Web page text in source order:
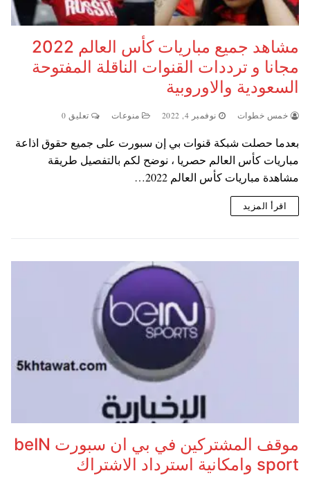
مشاهد جميع مباريات كأس العالم 2022
مجانا و ترددات القنوات الناقلة المفتوحة
السعودية والاوروبية
خمس خطوات نوفمبر 4, 2022 منوعات تعليق 0
بعدما حصلت شبكة قنوات بي إن سبورت على جميع حقوق اذاعة
مباريات كأس العالم حصريا ، نوضح لكم بالتفصيل طريقة
مشاهدة مباريات كأس العالم 2022…
اقرأ المزيد
موقف المشتركين في بي ان سبورت beIN
sport وامكانية استرداد الاشتراك